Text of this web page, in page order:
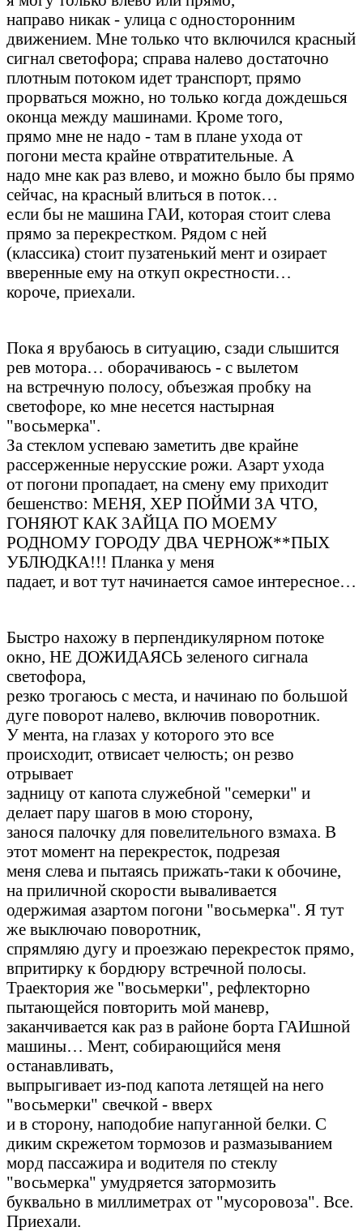
направо никак - улица с односторонним
движением. Мне только что включился красный
сигнал светофора; справа налево достаточно
плотным потоком идет транспорт, прямо
прорваться можно, но только когда дождешься
оконца между машинами. Кроме того,
прямо мне не надо - там в плане ухода от
погони места крайне отвратительные. А
надо мне как раз влево, и можно было бы прямо
сейчас, на красный влиться в поток…
если бы не машина ГАИ, которая стоит слева
прямо за перекрестком. Рядом с ней
(классика) стоит пузатенький мент и озирает
вверенные ему на откуп окрестности…
короче, приехали.
Пока я врубаюсь в ситуацию, сзади слышится
рев мотора… оборачиваюсь - с вылетом
на встречную полосу, объезжая пробку на
светофоре, ко мне несется настырная
"восьмерка".
За стеклом успеваю заметить две крайне
рассерженные нерусские рожи. Азарт ухода
от погони пропадает, на смену ему приходит
бешенство: МЕНЯ, ХЕР ПОЙМИ ЗА ЧТО,
ГОНЯЮТ КАК ЗАЙЦА ПО МОЕМУ
РОДНОМУ ГОРОДУ ДВА ЧЕРНОЖ**ПЫХ
УБЛЮДКА!!! Планка у меня
падает, и вот тут начинается самое интересное…
Быстро нахожу в перпендикулярном потоке
окно, НЕ ДОЖИДАЯСЬ зеленого сигнала
светофора,
резко трогаюсь с места, и начинаю по большой
дуге поворот налево, включив поворотник.
У мента, на глазах у которого это все
происходит, отвисает челюсть; он резво
отрывает
задницу от капота служебной "семерки" и
делает пару шагов в мою сторону,
занося палочку для повелительного взмаха. В
этот момент на перекресток, подрезая
меня слева и пытаясь прижать-таки к обочине,
на приличной скорости вываливается
одержимая азартом погони "восьмерка". Я тут
же выключаю поворотник,
спрямляю дугу и проезжаю перекресток прямо,
впритирку к бордюру встречной полосы.
Траектория же "восьмерки", рефлекторно
пытающейся повторить мой маневр,
заканчивается как раз в районе борта ГАИшной
машины… Мент, собирающийся меня
останавливать,
выпрыгивает из-под капота летящей на него
"восьмерки" свечкой - вверх
и в сторону, наподобие напуганной белки. С
диким скрежетом тормозов и размазыванием
морд пассажира и водителя по стеклу
"восьмерка" умудряется затормозить
буквально в миллиметрах от "мусоровоза". Все.
Приехали.